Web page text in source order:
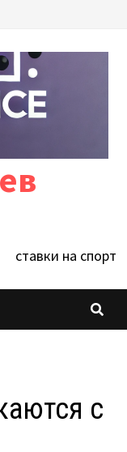
ставки на спорт
с